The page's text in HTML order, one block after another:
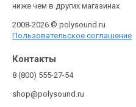
ниже чем в других магазинах
2008-2026 © polysound.ru
Пользовательское соглашение
Контакты
8 (800) 555-27-54
shop@polysound.ru